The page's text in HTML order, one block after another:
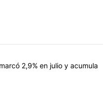
más comentarios en los
"La inflación en CABA
2,9% en julio y acumula